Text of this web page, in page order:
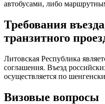
автобусами, либо
Требования
транзитного
Литовская Республика
соглашения. Въезд
осуществляется по
Визовые вопросы